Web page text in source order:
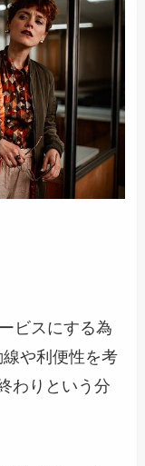
ビスにする為
や利便性を考
わりという分